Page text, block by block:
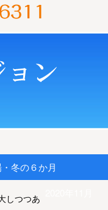
冬の６か月
しつつあ